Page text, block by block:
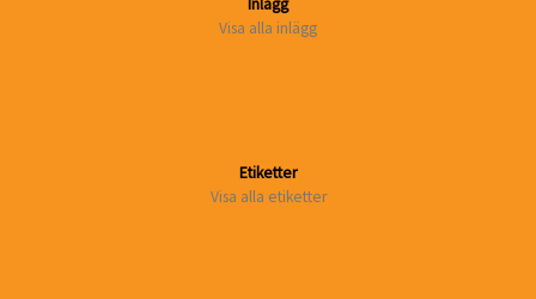
Inlägg
Visa alla inlägg
Etiketter
Visa alla etiketter